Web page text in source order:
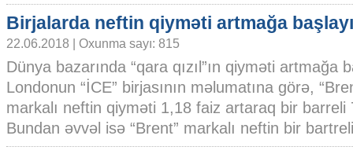
Birjalarda neftin qiyməti artmağa
22.06.2018 | Oxunma sayı: 815
Dünya bazarında “qara qızıl”ın qiyməti artmağa
Londonun “İCE” birjasının məlumatına görə,
markalı neftin qiyməti 1,18 faiz artaraq bir barreli
Bundan əvvəl isə “Brent” markalı neftin bir